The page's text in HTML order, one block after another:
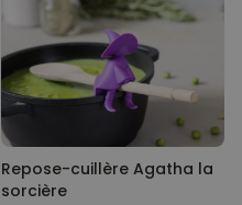
Repose-cuillère Agatha la
sorcière